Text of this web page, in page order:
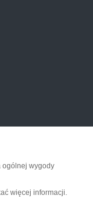
ogólnej wygody
więcej informacji.